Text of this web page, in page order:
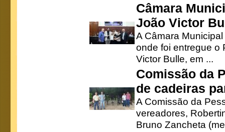
Câmara
João Victor
A Câmara
onde foi entregue o
Victor Bulle, em ...
Comissão da
de cadeiras
A Comissão da
vereadores,
Bruno Zancheta